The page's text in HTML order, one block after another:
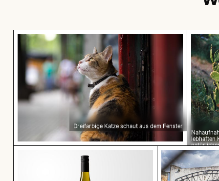
Dreifarbige Katze schaut aus dem Fenster
Dreifarbige Katze schaut aus dem Fenster
lebhaften
Elegante Weinflasche mit leerem Etikett und
Kinder